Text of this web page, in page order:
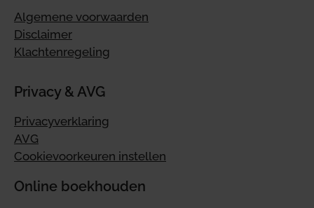
Algemene voorwaarden
Disclaimer
Klachtenregeling
Privacy & AVG
Privacyverklaring
AVG
Cookievoorkeuren instellen
Online boekhouden